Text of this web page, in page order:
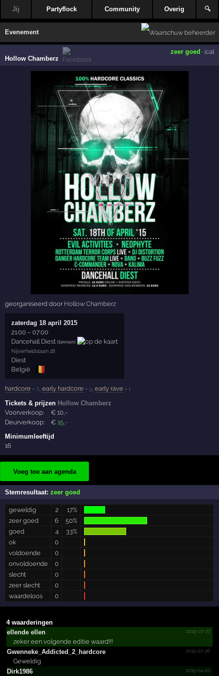
Jij Partyflock Community Overig 🔍
Evenement
Hollow Chamberz
zeer goed · ical
georganiseerd door Hollow Chamberz
zaterdag 18 april 2015
21:00 –07:00
Dancehall Diest (binnen)
Nijverheidslaan 18
Diest
België
🇧🇪
hardcore × 7,early hardcore × 3,early rave × 1
Tickets & prijzen Hollow Chamberz
Voorverkoop:
€10 ,-
Deurverkoop:
€ 15 ,-
Minimumleeftijd
16
Voeg toe aan agenda
Stemresultaat:zeer goed
geweldig 2
17%
zeer goed
6
50%
goed
4
33%
ok
0
voldoende
0
onvoldoende
0
slecht
0
zeer slecht
0
waardeloos
0
4 waarderingen
ellende ellen
2015-07-27
zeker een volgende editie waard!!!
Gwenneke_­Addicted_­2_­hardcore
2015-07-26
Geweldig
Dirk1986
2015-04-20